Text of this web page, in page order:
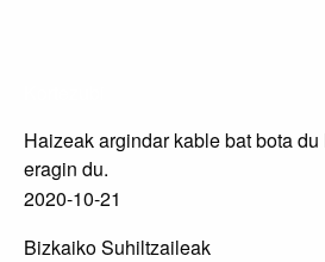
Haizeak argindar kable bat bota
eragin du.
2020-10-21
Bizkaiko Suhiltzaileak